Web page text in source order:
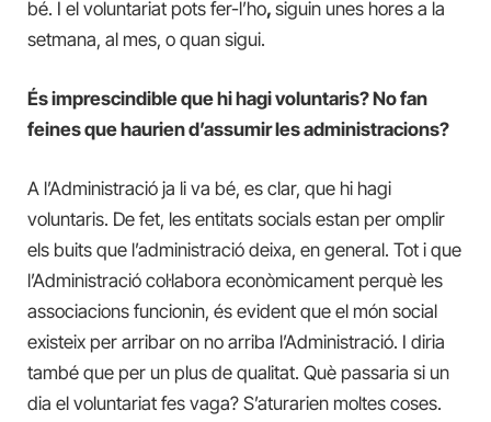
bé. I el voluntariat pots fer-l’ho, siguin unes hores a la
setmana, al mes, o quan sigui.
És imprescindible que hi hagi voluntaris? No fan
feines que haurien d’assumir les administracions?
A l’Administració ja li va bé, es clar, que hi hagi
voluntaris. De fet, les entitats socials estan per omplir
els buits que l’administració deixa, en general. Tot i que
l’Administració col·labora econòmicament perquè les
associacions funcionin, és evident que el món social
existeix per arribar on no arriba l’Administració. I diria
també que per un plus de qualitat. Què passaria si un
dia el voluntariat fes vaga? S’aturarien moltes coses.